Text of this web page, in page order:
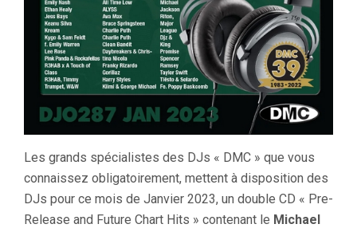
Les grands spécialistes des DJs « DMC » que vous
connaissez obligatoirement, mettent à disposition des
DJs pour ce mois de Janvier 2023, un double CD « Pre-
Release and Future Chart Hits » contenant le Michael